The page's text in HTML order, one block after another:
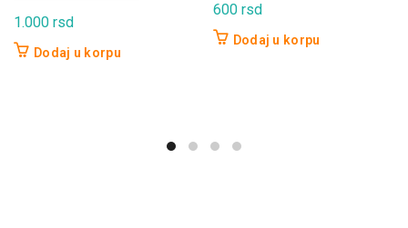
1.000 rsd
Dodaj u korpu
600 rsd
Dodaj u korpu